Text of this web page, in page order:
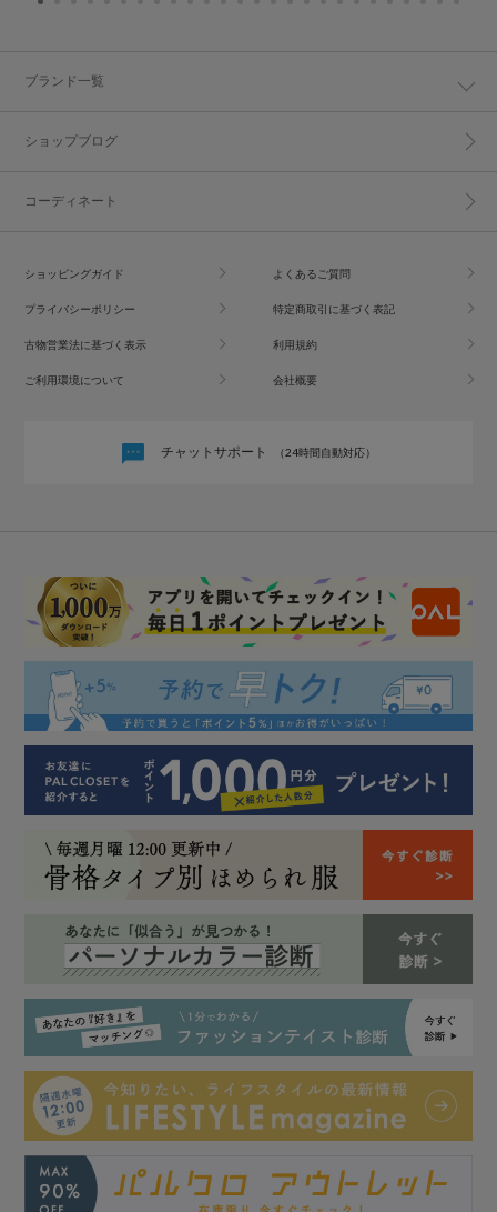
ブランド一覧
ショップブログ
コーディネート
ショッピングガイド よくあるご質問
プライバシーポリシー 特定商取引に基づく表記
古物営業法に基づく表示 利用規約
ご利用環境について 会社概要
チャットサポート （24時間自動対応）